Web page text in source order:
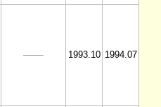
1993.10 1994.07